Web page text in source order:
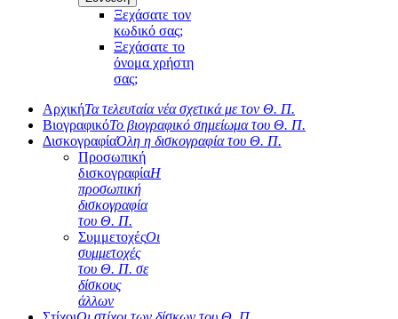
Ξεχάσατε τον
κωδικό σας;
Ξεχάσατε το
όνομα χρήστη
σας;
ΑρχικήΤα τελευταία νέα σχετικά με τον Θ. Π.
ΒιογραφικόΤο βιογραφικό σημείωμα του Θ. Π.
ΔισκογραφίαΌλη η δισκογραφία του Θ. Π.
Προσωπική
δισκογραφίαΗ
προσωπική
δισκογραφία
του Θ. Π.
ΣυμμετοχέςΟι
συμμετοχές
του Θ. Π. σε
δίσκους
άλλων